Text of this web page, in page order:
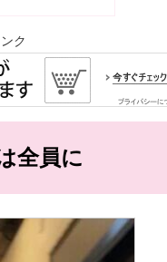
ク
全員に